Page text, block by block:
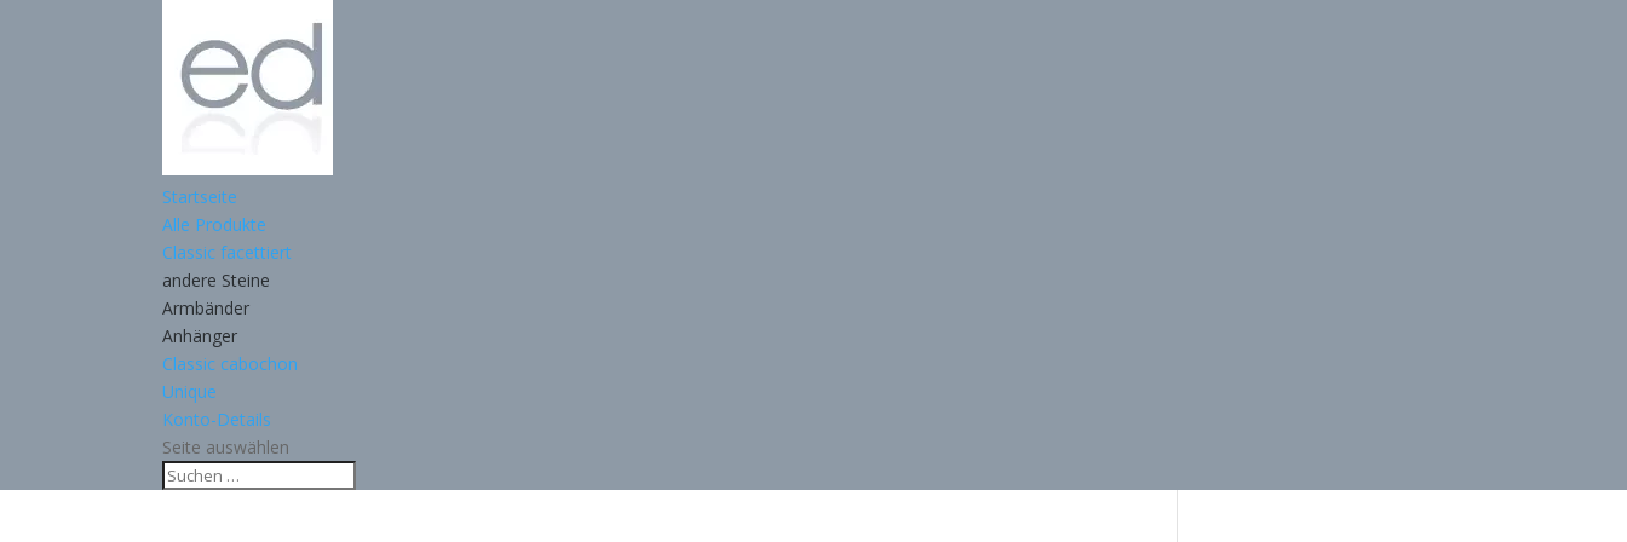
Startseite
Alle Produkte
Classic facettiert
andere Steine
Armbänder
Anhänger
Classic cabochon
Unique
Konto-Details
Seite auswählen